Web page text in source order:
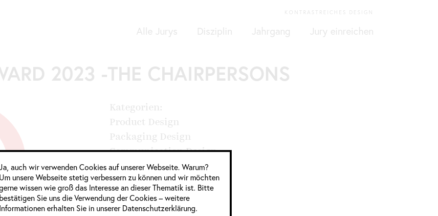
KONTRASTREICHES DESIGN
Alle Jurys Disziplin Jahrgang Jury einreichen
2023 -THE CHAIRPERSONS
Kategorien:
Product Design
Packaging Design
Communication Design
Interior Architecture
Professional Concept
Service Design
Architecture
auch wir verwenden Cookies auf unserer Webseite. Warum?
Um unsere Webseite stetig verbessern zu können und wir möchten
wissen wie groß das Interesse an dieser Thematik ist. Bitte
bestätigen Sie uns die Verwendung der Cookies – weitere
Informationen erhalten Sie in unserer Datenschutzerklärung.